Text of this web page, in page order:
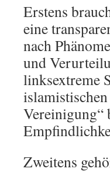
Erstens
eine
nach
und
linksextreme
Vereinigung“
Zweitens